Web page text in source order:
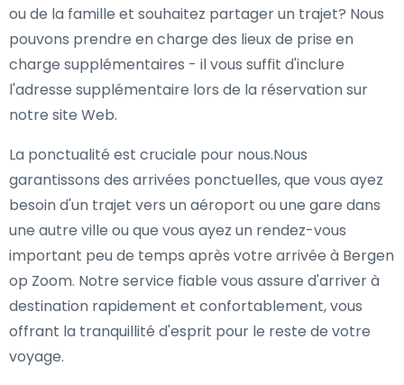
ou de la famille et souhaitez partager un trajet? Nous
pouvons prendre en charge des lieux de prise en
charge supplémentaires - il vous suffit d'inclure
l'adresse supplémentaire lors de la réservation sur
notre site Web.
La ponctualité est cruciale pour nous.Nous
garantissons des arrivées ponctuelles, que vous ayez
besoin d'un trajet vers un aéroport ou une gare dans
une autre ville ou que vous ayez un rendez-vous
important peu de temps après votre arrivée à Bergen
op Zoom. Notre service fiable vous assure d'arriver à
destination rapidement et confortablement, vous
offrant la tranquillité d'esprit pour le reste de votre
voyage.